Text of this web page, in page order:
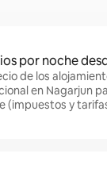
por noche
de los
en Nagarjun
(impuestos y